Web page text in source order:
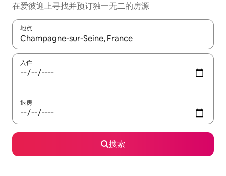
在爱彼迎上寻找并预订独一无二的房源
地点
如有搜索结果，请使用上下方向键查看，或通过点击或滑动手势
入住
退房
搜索